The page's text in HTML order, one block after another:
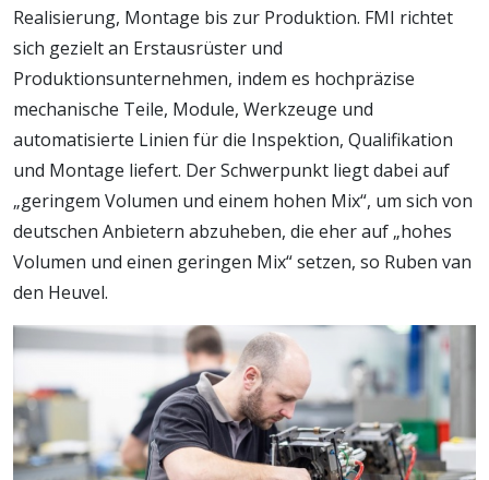
Realisierung, Montage bis zur Produktion. FMI richtet
sich gezielt an Erstausrüster und
Produktionsunternehmen, indem es hochpräzise
mechanische Teile, Module, Werkzeuge und
automatisierte Linien für die Inspektion, Qualifikation
und Montage liefert. Der Schwerpunkt liegt dabei auf
„geringem Volumen und einem hohen Mix“, um sich von
deutschen Anbietern abzuheben, die eher auf „hohes
Volumen und einen geringen Mix“ setzen, so Ruben van
den Heuvel.